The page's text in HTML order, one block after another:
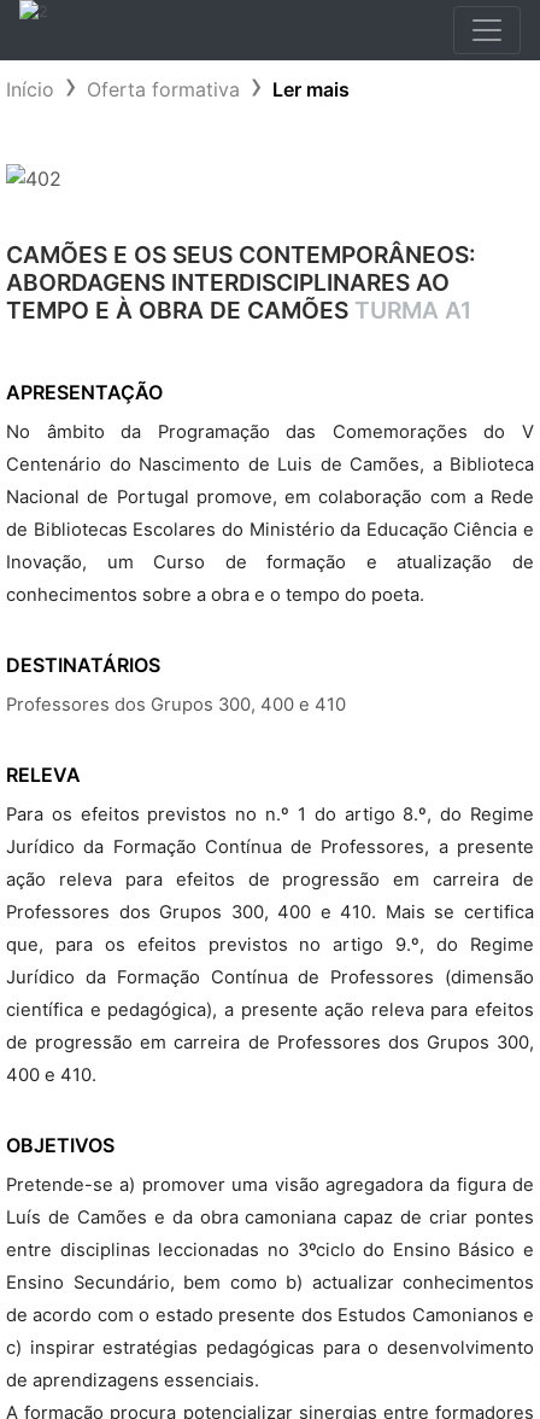
Início Oferta formativa Ler mais
CAMÕES E OS SEUS CONTEMPORÂNEOS:
ABORDAGENS INTERDISCIPLINARES AO
TEMPO E À OBRA DE CAMÕES TURMA A1
APRESENTAÇÃO
No âmbito da Programação das Comemorações do V
Centenário do Nascimento de Luis de Camões, a Biblioteca
Nacional de Portugal promove, em colaboração com a Rede
de Bibliotecas Escolares do Ministério da Educação Ciência e
Inovação, um Curso de formação e atualização de
conhecimentos sobre a obra e o tempo do poeta.
DESTINATÁRIOS
Professores dos Grupos 300, 400 e 410
RELEVA
Para os efeitos previstos no n.º 1 do artigo 8.º, do Regime
Jurídico da Formação Contínua de Professores, a presente
ação releva para efeitos de progressão em carreira de
Professores dos Grupos 300, 400 e 410. Mais se certifica
que, para os efeitos previstos no artigo 9.º, do Regime
Jurídico da Formação Contínua de Professores (dimensão
científica e pedagógica), a presente ação releva para efeitos
de progressão em carreira de Professores dos Grupos 300,
400 e 410.
OBJETIVOS
Pretende-se a) promover uma visão agregadora da figura de
Luís de Camões e da obra camoniana capaz de criar pontes
entre disciplinas leccionadas no 3ºciclo do Ensino Básico e
Ensino Secundário, bem como b) actualizar conhecimentos
de acordo com o estado presente dos Estudos Camonianos e
c) inspirar estratégias pedagógicas para o desenvolvimento
de aprendizagens essenciais.
A formação procura potencializar sinergias entre formadores